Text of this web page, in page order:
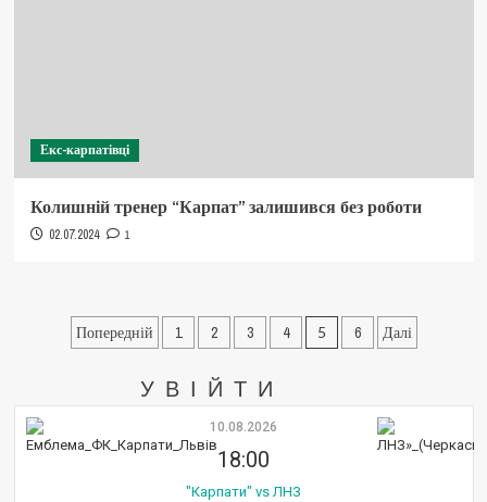
Екс-карпатівці
Колишній тренер “Карпат” залишився без роботи
02.07.2024 1
Пагінація
Попередній 1 2 3 4 5 6 Далі
УВІЙТИ
10.08.2026
18:00
"Карпати" vs ЛНЗ